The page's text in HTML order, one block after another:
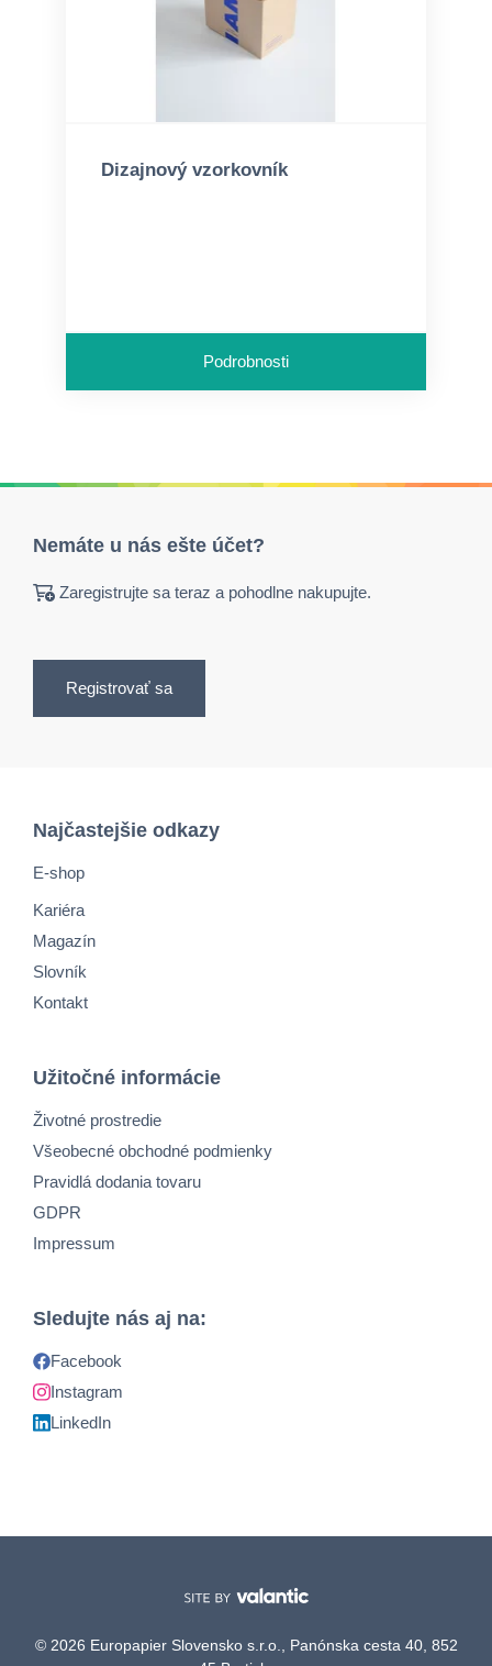
Dizajnový vzorkovník
Podrobnosti
Nemáte u nás ešte účet?
Zaregistrujte sa teraz a pohodlne nakupujte.
Registrovať sa
Najčastejšie odkazy
E-shop
Kariéra
Magazín
Slovník
Kontakt
Užitočné informácie
Životné prostredie
Všeobecné obchodné podmienky
Pravidlá dodania tovaru
GDPR
Impressum
Sledujte nás aj na:
Facebook
Instagram
LinkedIn
© 2026 Europapier Slovensko s.r.o., Panónska cesta 40, 852